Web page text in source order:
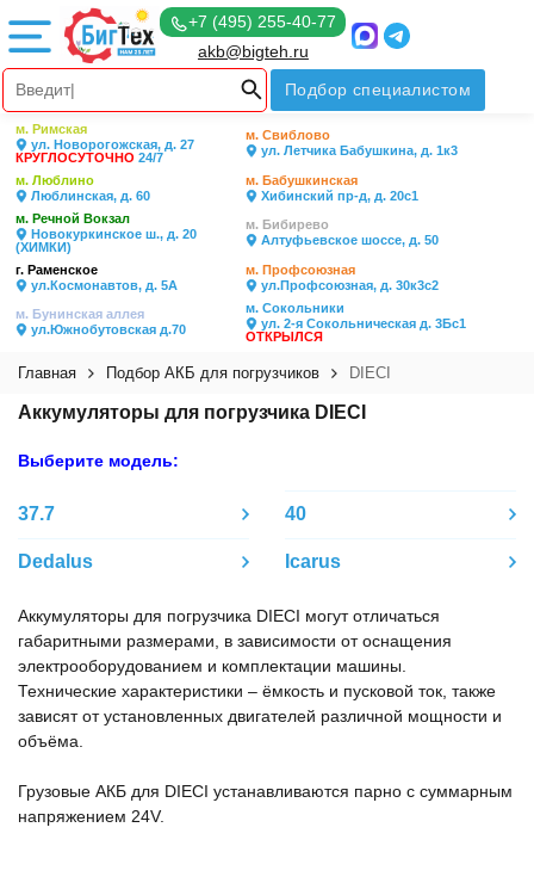
+7 (495) 255-40-77
akb@bigteh.ru
Подбор специалистом
м. Римская
ул. Новорогожская, д. 27
КРУГЛОСУТОЧНО 24/7
м. Свиблово
ул. Летчика Бабушкина, д. 1к3
м. Люблино
Люблинская, д. 60
м. Бабушкинская
Хибинский пр-д, д. 20с1
м. Речной Вокзал
Новокуркинское ш., д. 20
(ХИМКИ)
м. Бибирево
Алтуфьевское шоссе, д. 50
г. Раменское
ул.Космонавтов, д. 5А
м. Профсоюзная
ул.Профсоюзная, д. 30к3с2
м. Бунинская аллея
ул.Южнобутовская д.70
м. Сокольники
ул. 2-я Сокольническая д. 3Бс1
ОТКРЫЛСЯ
Главная Подбор АКБ для погрузчиков DIECI
Аккумуляторы для погрузчика DIECI
Выберите модель:
37.7 40
Dedalus Icarus
Аккумуляторы для погрузчика DIECI могут отличаться
габаритными размерами, в зависимости от оснащения
электрооборудованием и комплектации машины.
Технические характеристики – ёмкость и пусковой ток, также
зависят от установленных двигателей различной мощности и
объёма.
Грузовые АКБ для DIECI устанавливаются парно с суммарным
напряжением 24V.